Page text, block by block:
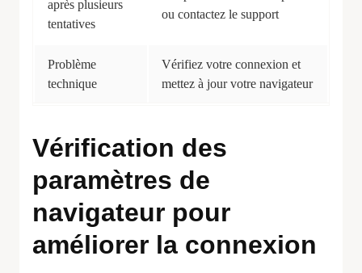
après plusieurs
tentatives
ou contactez le support
Problème
technique
Vérifiez votre connexion et
mettez à jour votre navigateur
Vérification des
paramètres de
navigateur pour
améliorer la connexion